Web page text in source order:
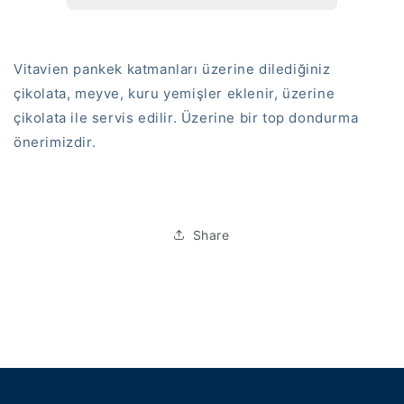
Vitavien pankek katmanları üzerine dilediğiniz
çikolata, meyve, kuru yemişler eklenir, üzerine
çikolata ile servis edilir. Üzerine bir top dondurma
önerimizdir.
Share